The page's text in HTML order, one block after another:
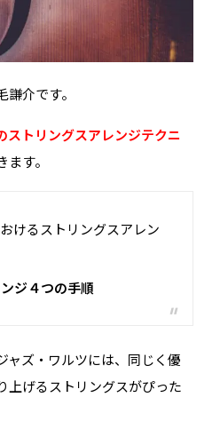
介です。
ストリングスアレンジテクニ
す。
けるストリングスアレン
ジ４つの手順
ャズ・ワルツには、同じく優
上げるストリングスがぴった